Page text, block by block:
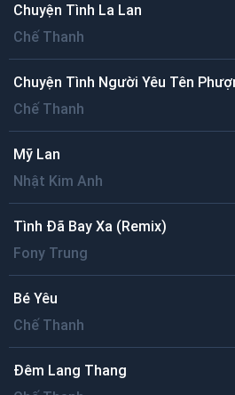
Chuyện Tình La Lan
Chế Thanh
Chuyện Tình Người Yêu Tên
Chế Thanh
Mỹ Lan
Nhật Kim Anh
Tình Đã Bay Xa (Remix)
Fony Trung
Bé Yêu
Chế Thanh
Đêm Lang Thang